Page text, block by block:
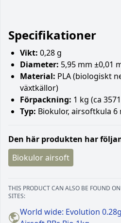
Specifikationer
Vikt: 0,28 g
Diameter: 5,95 mm ±0,01
Material: PLA (biologiskt
växtkällor)
Förpackning: 1 kg (ca
Typ: Biokulor, airsoftkula 6
Den här produkten har
Biokulor airsoft
THIS PRODUCT CAN ALSO BE FOUND
SITES:
World wide: Evolution